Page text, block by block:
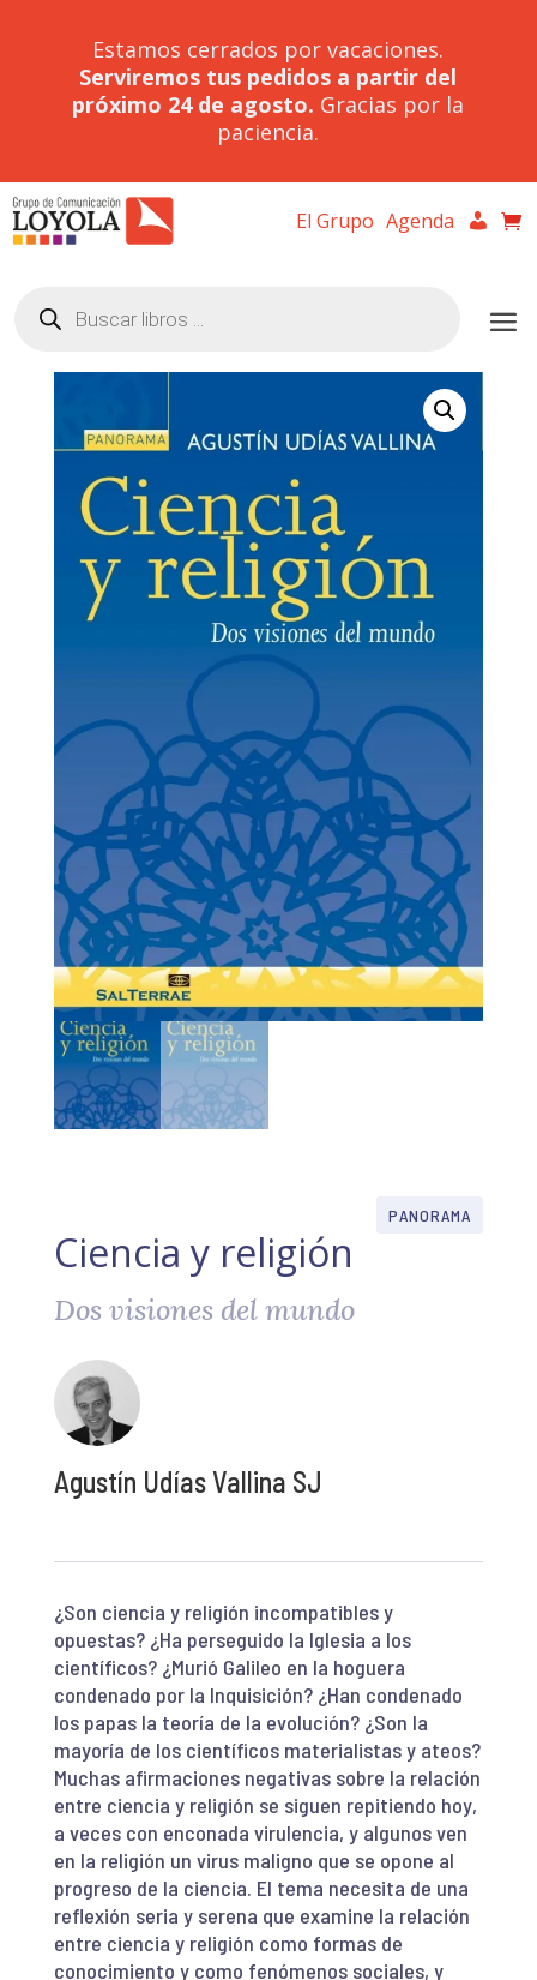
Estamos cerrados por vacaciones.
Serviremos tus pedidos a partir del
próximo 24 de agosto. Gracias por la
paciencia.
El Grupo Agenda
productos
PANORAMA
Ciencia y religión
Dos visiones del mundo
Agustín Udías Vallina SJ
¿Son ciencia y religión incompatibles y
opuestas? ¿Ha perseguido la Iglesia a los
científicos? ¿Murió Galileo en la hoguera
condenado por la Inquisición? ¿Han condenado
los papas la teoría de la evolución? ¿Son la
mayoría de los científicos materialistas y ateos?
Muchas afirmaciones negativas sobre la relación
entre ciencia y religión se siguen repitiendo hoy,
a veces con enconada virulencia, y algunos ven
en la religión un virus maligno que se opone al
progreso de la ciencia. El tema necesita de una
reflexión seria y serena que examine la relación
entre ciencia y religión como formas de
conocimiento y como fenómenos sociales, y